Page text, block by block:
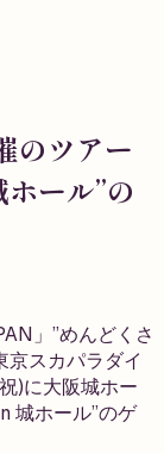
のツアー
ール”の
」”めんどくさ
京スカパラダイ
)に大阪城ホー
城ホール”のゲ